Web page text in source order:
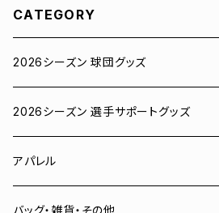
CATEGORY
2026シーズン 球団グッズ
ユニフォーム
Tシャツ
スウェット
2026シーズン 選手サポートグッズ
# 00 蓮
# 0 岡田竜汰
アパレル
スウェット・パーカー
バッグ・雑貨・その他